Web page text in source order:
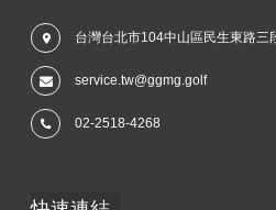
台灣台北市104中山區民生東路三
service.tw@ggmg.golf
02-2518-4268